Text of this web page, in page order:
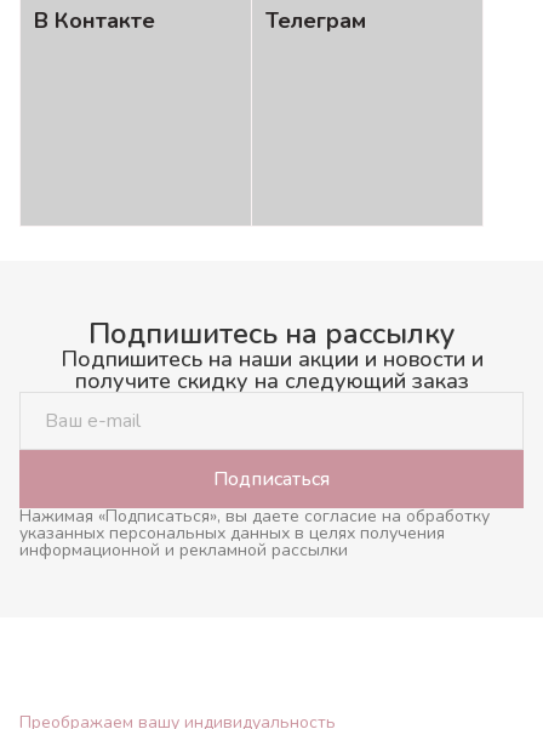
В Контакте Телеграм
Подпишитесь на рассылку
Подпишитесь на наши акции и новости и
получите скидку на следующий заказ
Подписаться
Нажимая «Подписаться», вы даете согласие на обработку
указанных персональных данных в целях получения
информационной и рекламной рассылки
Преображаем вашу индивидуальность